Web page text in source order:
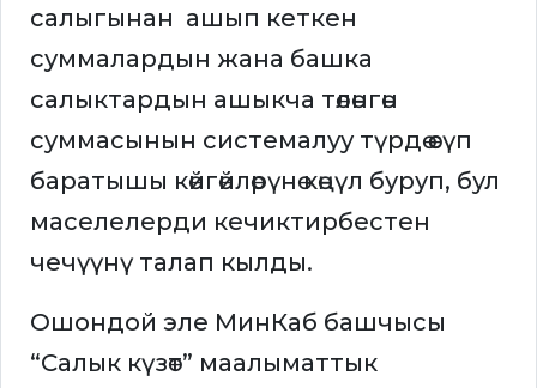
салыгынан ашып кеткен
суммалардын жана башка
салыктардын ашыкча төлөнгөн
суммасынын системалуу түрдө өсүп
баратышы көйгөйлөрүнө көңүл буруп, бул
маселелерди кечиктирбестен
чечүүнү талап кылды.
Ошондой эле МинКаб башчысы
“Салык күзөт” маалыматтык